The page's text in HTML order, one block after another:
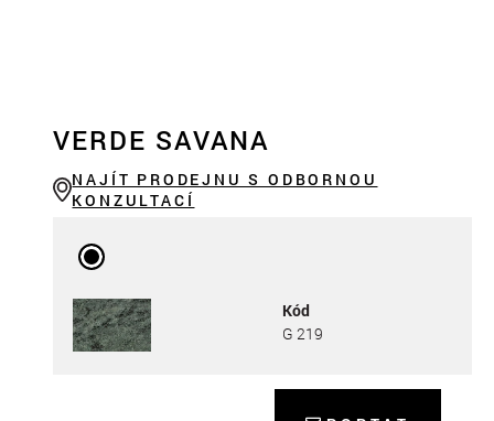
VERDE SAVANA
NAJÍT PRODEJNU S ODBORNOU
KONZULTACÍ
Kód
G 219